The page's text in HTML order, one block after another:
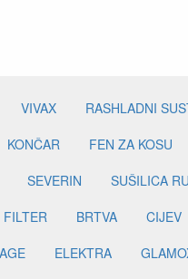
VIVAX RASHLADNI
KONČAR FEN ZA KOSU
SEVERIN SUŠILICA
FILTER BRTVA CIJEV
ELEKTRA